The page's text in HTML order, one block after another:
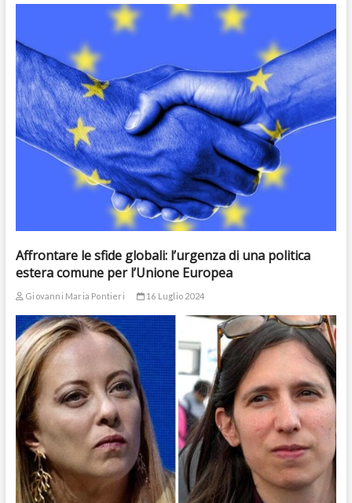
Affrontare le sfide globali: l’urgenza di una politica
estera comune per l’Unione Europea
Giovanni Maria Pontieri 16 Luglio 2024